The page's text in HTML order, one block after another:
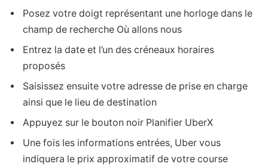
Posez votre doigt représentant une horloge dans le
champ de recherche Où allons nous
Entrez la date et l’un des créneaux horaires
proposés
Saisissez ensuite votre adresse de prise en charge
ainsi que le lieu de destination
Appuyez sur le bouton noir Planifier UberX
Une fois les informations entrées, Uber vous
indiquera le prix approximatif de votre course